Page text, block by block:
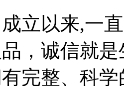
以来,一直
，诚信就
完整、科